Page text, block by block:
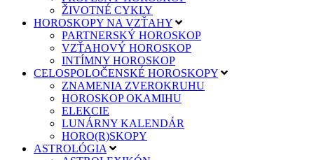
ŽIVOTNÉ CYKLY
HOROSKOPY NA VZŤAHY
PARTNERSKÝ HOROSKOP
VZŤAHOVÝ HOROSKOP
INTÍMNY HOROSKOP
CELOSPOLOČENSKÉ HOROSKOPY
ZNAMENIA ZVEROKRUHU
HOROSKOP OKAMIHU
ELEKCIE
LUNÁRNY KALENDÁR
HORO(R)SKOPY
ASTROLÓGIA